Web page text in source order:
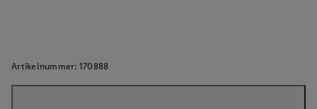
Artikelnummer: 170888